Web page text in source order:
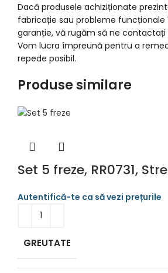
Dacă produsele achiziționate
fabricație sau probleme funcționale
garanție, vă rugăm să ne contactați
Vom lucra împreună pentru a
repede posibil.
Produse similare
Set 5 freze, RR0731,
GREUTATE